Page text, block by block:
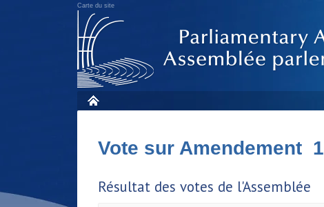
Carte du site
Vote sur Amendement 1
Résultat des votes de l'Assemblée